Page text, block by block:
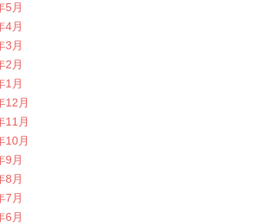
5月
4月
3月
2月
1月
12月
11月
10月
9月
8月
7月
6月